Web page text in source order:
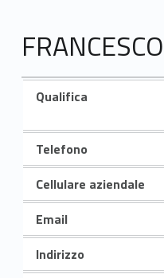
Qualifica
Telefono
Cellulare aziendale
Email
Indirizzo